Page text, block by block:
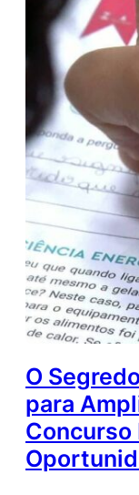
O
para
Concurso